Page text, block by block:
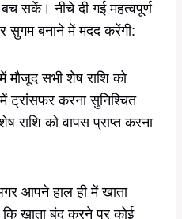
सकें। नीचे दी गई महत्वपूर्ण
सुगम बनाने में मदद करेंगी:
मौजूद सभी शेष राशि को
ट्रांसफर करना सुनिश्चित
राशि को वापस प्राप्त करना
आपने हाल ही में खाता
खाता बंद करने पर कोई